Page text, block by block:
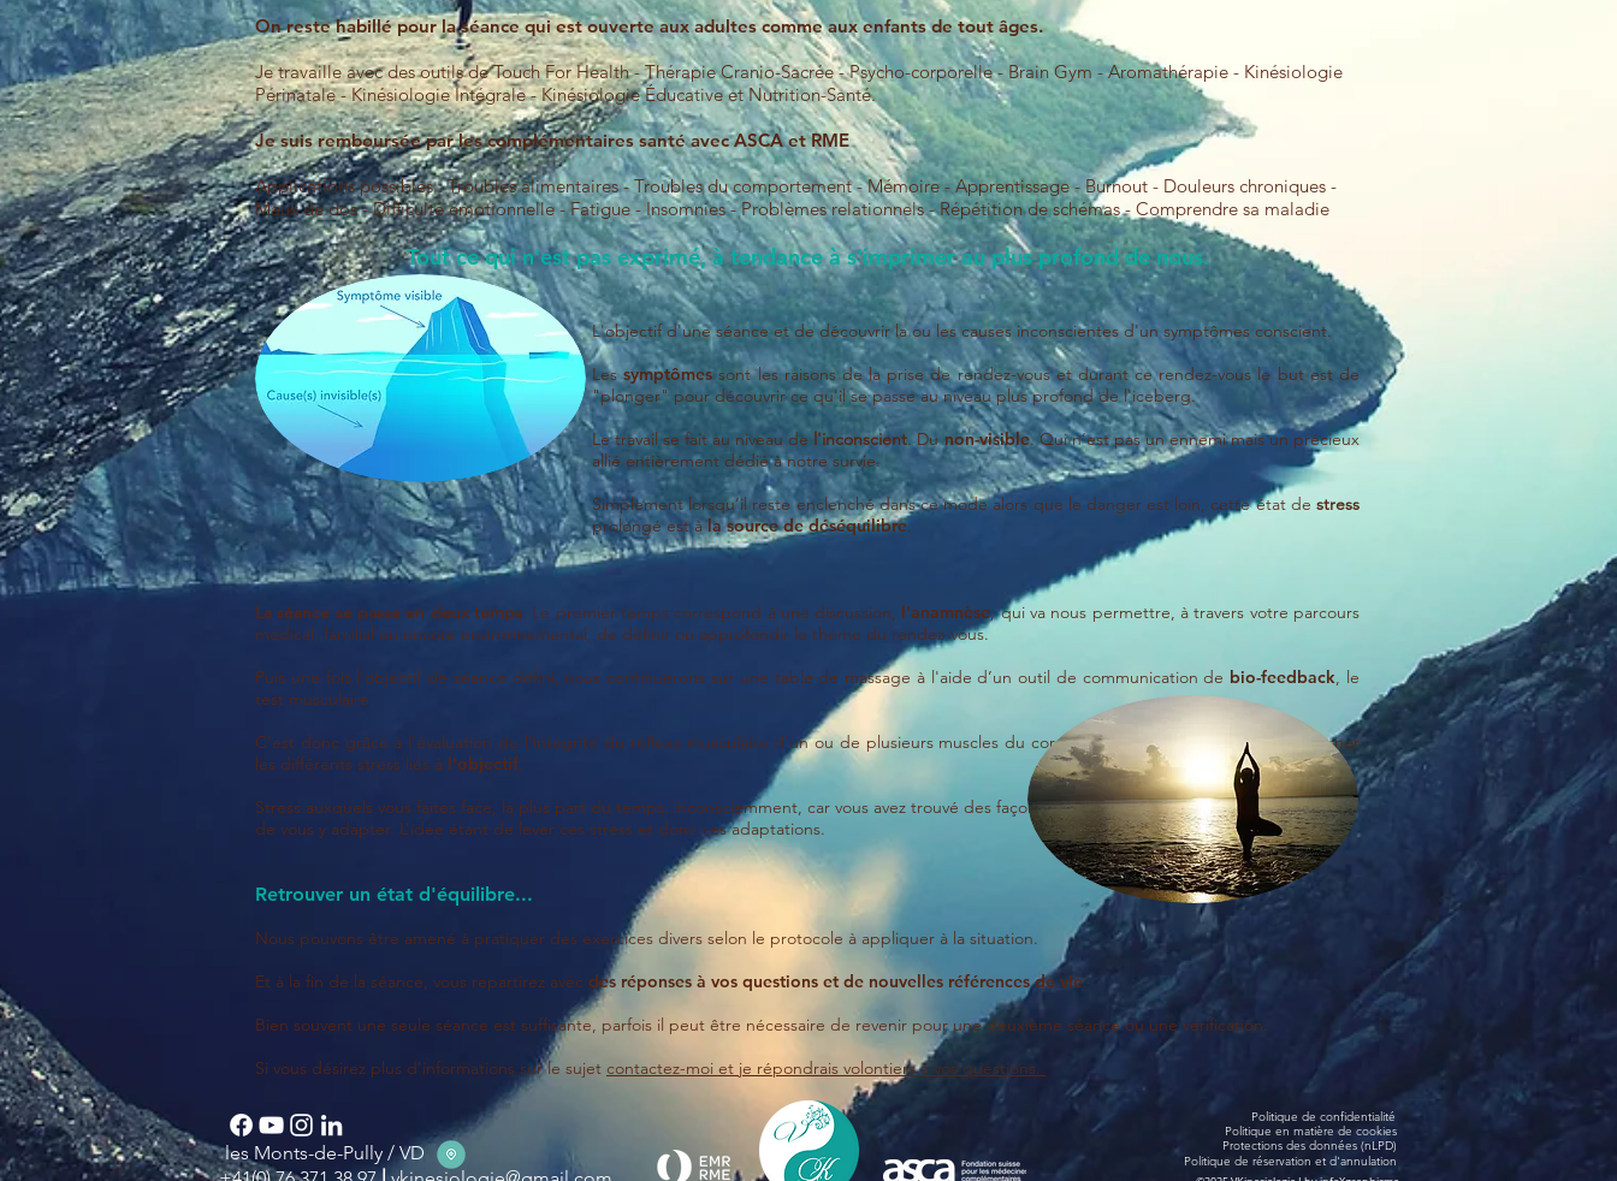
On reste habillé pour la séance qui est ouverte aux adultes comme aux enfants de tout âges.
Je travaille avec des outils de Touch For Health - Thérapie Cranio-Sacrée - Psycho-corporelle - Brain Gym - Aromathérapie - Kinésiologie
Périnatale - Kinésiologie Intégrale - Kinésiologie Éducative et Nutrition-Santé.
Je suis remboursée par les complémentaires santé avec ASCA et RME
Applications possibles : Troubles alimentaires - Troubles du comportement - Mémoire - Apprentissage - Burnout - Douleurs chroniques -
Maux de dos - Difficulté émotionnelle - Fatigue - Insomnies - Problèmes relationnels - Répétition de schémas - Comprendre sa maladie
Tout ce qui n'est pas exprimé, à tendance à s'imprimer au plus profond de nous.
L'objectif d'une séance et de découvrir la ou les causes inconscientes d'un symptômes conscient.
Lessymptômessont les raisons de la prise de rendez-vous et durant ce rendez-vous le but est de
"plonger" pour découvrir ce qu'il se passe au niveau plus profond de l'iceberg.
Le travail se fait au niveau de l'inconscient. Dunon-visible. Qui n’est pas un ennemi mais un précieux
allié entièrement dédié à notre survie.
Simplement lorsqu’il reste enclenché dans ce mode alors que le danger est loin, cette état de stress
prolongé est àla source dedéséquilibre.
La séance se passe en deux temps. Le premier temps correspond à une discussion, l'anamnèse, qui va nous permettre, à travers votre parcours
médical, familial ou encore environnemental, de définir ou approfondir le thème du rendez-vous.
Puis une fois l'objectif de séance défini, nous continuerons sur une table de massage à l'aide d’un outil de communication de bio-feedback, le
test musculaire.
C’est donc grâce à l'évaluation de l'intégrité du réflexe musculaire d'un ou de plusieurs muscles du corps que nous seront capables de cerner
les différents stress liés à l’objectif.
Stress auxquels vous faites face, la plus part du temps, inconsciemment, car vous avez trouvé des façons
de vous y adapter. L’idée étant de lever ces stress et donc ces adaptations.
Retrouver un état d'équilibre...
Nous pouvons être amené à pratiquer des exercices divers selon le protocole à appliquer à la situation.
Et à la fin de la séance, vous repartirez avec des réponses à vos questions et de nouvelles références de vie.
Bien souvent une seule séance est suffisante, parfois il peut être nécessaire de revenir pour une deuxième séance ou une vérification.
Si vous désirez plus d'informations sur le sujet contactez-moi et je répondrais volontiers à vos questions.
les Monts-de-Pully / VD
Politique de confidentialité
Politique en matière de cookies
Protections des données (nLPD)
Politique de réservation et d'annulation